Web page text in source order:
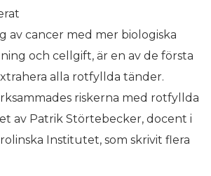
av cancer med mer biologiska
och cellgift, är en av de första
alla rotfyllda tänder.
riskerna med rotfyllda
av Patrik Störtebecker, docent i
Institutet, som skrivit flera